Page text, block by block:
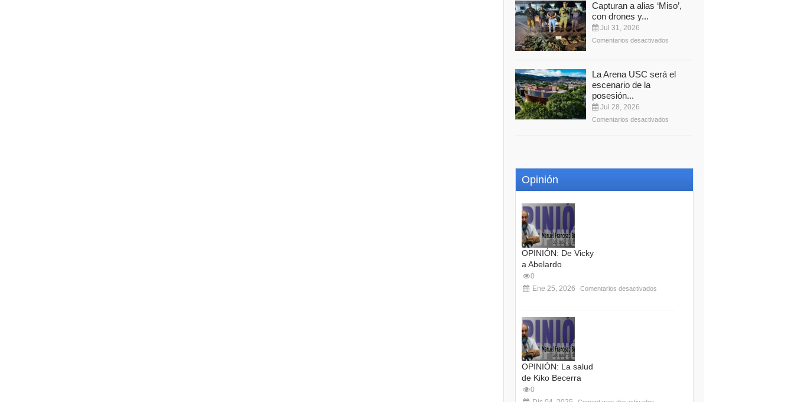
Capturan a alias ‘Miso’,
con drones y...
Jul 31, 2026
Comentarios desactivados
La Arena USC será el
escenario de la
posesión...
Jul 28, 2026
Comentarios desactivados
Opinión
OPINIÓN: De Vicky
a Abelardo
0
Ene 25, 2026
Comentarios desactivados
OPINIÓN: La salud
de Kiko Becerra
0